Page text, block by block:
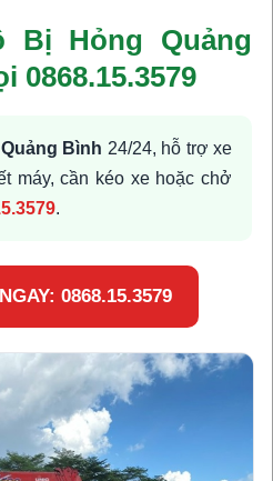
Bị Hỏng Quảng
0868.15.3579
Bình 24/24, hỗ trợ xe
máy, cần kéo xe hoặc chở
.
0868.15.3579